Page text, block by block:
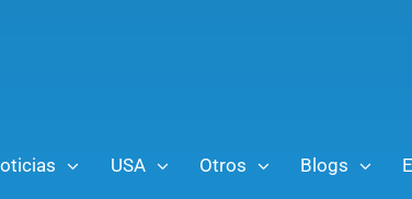
USA Otros Blogs